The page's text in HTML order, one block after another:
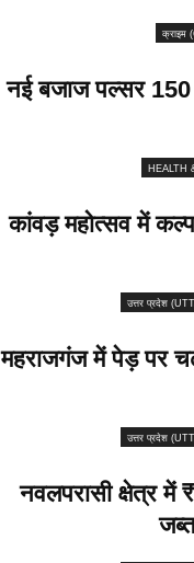
क्राइम
नई बजाज पल्सर 150
HEALTH
कांवड़ महोत्सव में
उत्तर प्रदेश
महराजगंज में पेड़ पर
उत्तर प्रदेश
नवलपरासी क्षेत्र में